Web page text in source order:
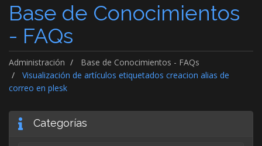
menú
de
Base de Conocimientos
- FAQs
Administración
Base de Conocimientos - FAQs
Visualización de artículos etiquetados creacion alias de
correo en plesk
Categorías